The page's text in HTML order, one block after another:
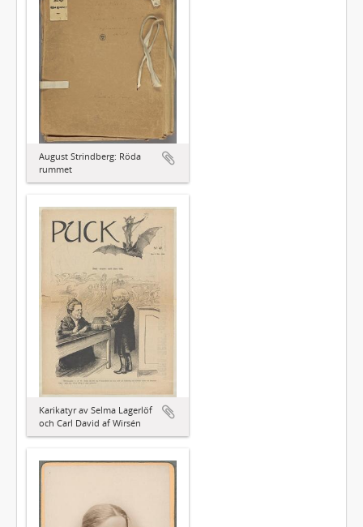
August Strindberg: Röda
rummet
Karikatyr av Selma Lagerlöf
och Carl David af Wirsén